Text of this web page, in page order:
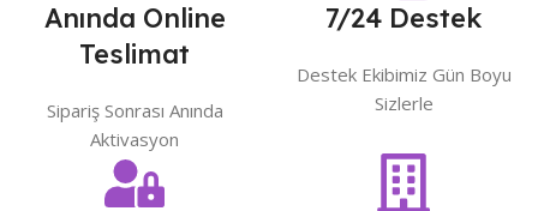
Anında Online
Teslimat
Sipariş Sonrası Anında
Aktivasyon
7/24 Destek
Destek Ekibimiz Gün Boyu
Sizlerle